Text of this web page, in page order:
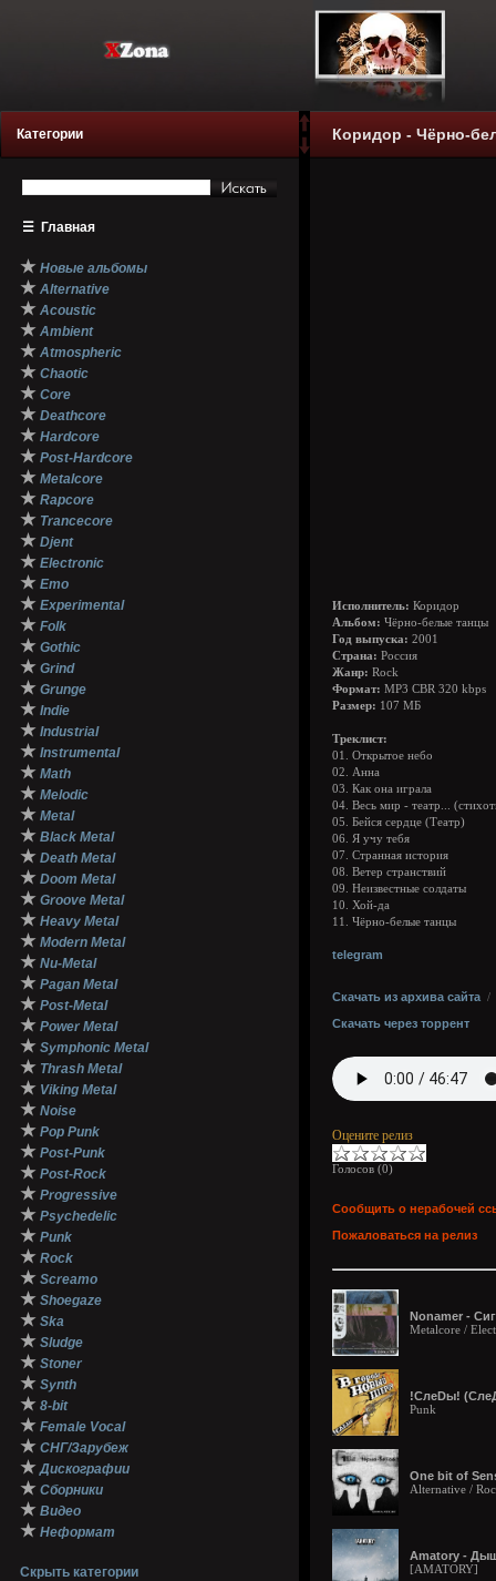
Категории
☰ Главная
★ Новые альбомы
★ Alternative
★ Acoustic
★ Ambient
★ Atmospheric
★ Chaotic
★ Core
★ Deathcore
★ Hardcore
★ Post-Hardcore
★ Metalcore
★ Rapcore
★ Trancecore
★ Djent
★ Electronic
★ Emo
★ Experimental
★ Folk
★ Gothic
★ Grind
★ Grunge
★ Indie
★ Industrial
★ Instrumental
★ Math
★ Melodic
★ Metal
★ Black Metal
★ Death Metal
★ Doom Metal
★ Groove Metal
★ Heavy Metal
★ Modern Metal
★ Nu-Metal
★ Pagan Metal
★ Post-Metal
★ Power Metal
★ Symphonic Metal
★ Thrash Metal
★ Viking Metal
★ Noise
★ Pop Punk
★ Post-Punk
★ Post-Rock
★ Progressive
★ Psychedelic
★ Punk
★ Rock
★ Screamo
★ Shoegaze
★ Ska
★ Sludge
★ Stoner
★ Synth
★ 8-bit
★ Female Vocal
★ СНГ/Зарубеж
★ Дискографии
★ Сборники
★ Видео
★ Неформат
Скрыть категории
Коридор - Чёрно-
Исполнитель: Коридор
Альбом: Чёрно-белые танцы
Год выпуска: 2001
Страна: Россия
Жанр: Rock
Формат: MP3 CBR 320 kbps
Размер: 107 МБ
Треклист:
01. Открытое небо
02. Анна
03. Как она играла
04. Весь мир - театр...
05. Бейся сердце (Театр)
06. Я учу тебя
07. Странная история
08. Ветер странствий
09. Неизвестные солдаты
10. Хой-да
11. Чёрно-белые танцы
telegram
Скачать из архива сайта /
Скачать через торрент
Оцените релиз
Голосов (0)
Сообщить о нерабочей
Пожаловаться на релиз
Nonamer -
Metalcore /
!СлеDы!
Punk
One bit of
Alternative /
Amatory -
[AMATORY]